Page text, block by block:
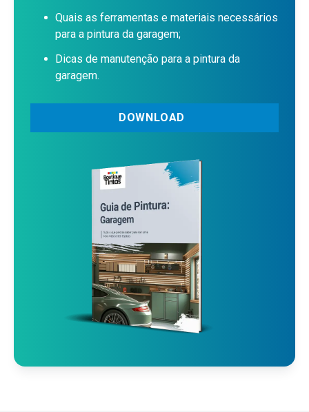
Quais as ferramentas e materiais necessários
para a pintura da garagem;
Dicas de manutenção para a pintura da
garagem.
DOWNLOAD